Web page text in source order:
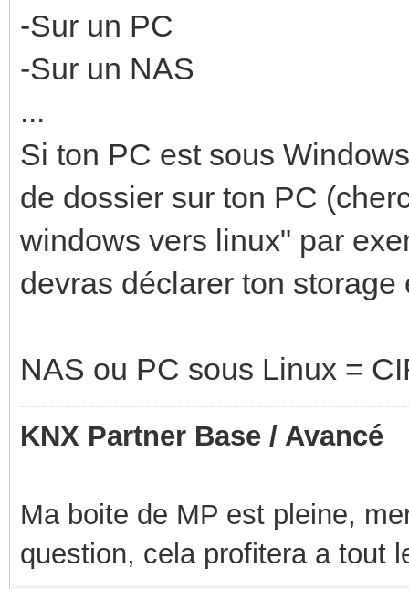
-Sur un PC
-Sur un NAS
...
Si ton PC est sous
de dossier sur ton PC
windows vers linux" par
devras déclarer ton storage
NAS ou PC sous Linux =
KNX Partner Base / Avancé
Ma boite de MP est pleine,
question, cela profitera a tout